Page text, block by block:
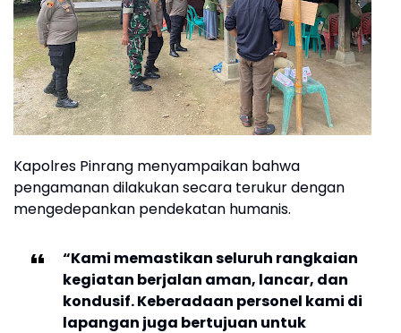
Kapolres Pinrang menyampaikan bahwa
pengamanan dilakukan secara terukur dengan
mengedepankan pendekatan humanis.
“Kami memastikan seluruh rangkaian
kegiatan berjalan aman, lancar, dan
kondusif. Keberadaan personel kami di
lapangan juga bertujuan untuk